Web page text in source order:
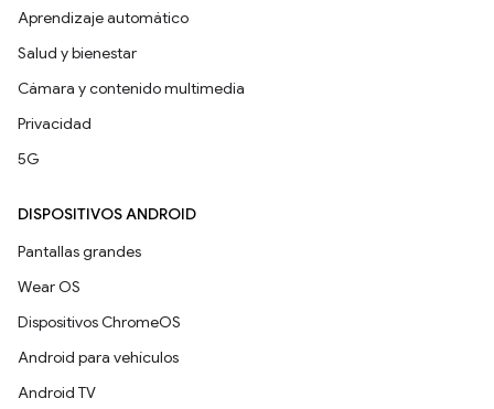
Aprendizaje automático
Salud y bienestar
Cámara y contenido multimedia
Privacidad
5G
DISPOSITIVOS ANDROID
Pantallas grandes
Wear OS
Dispositivos ChromeOS
Android para vehículos
Android TV